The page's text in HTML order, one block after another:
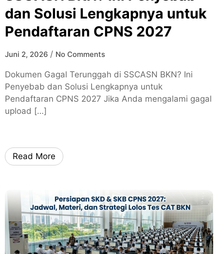
dan Solusi Lengkapnya untuk
Pendaftaran CPNS 2027
Juni 2, 2026 / No Comments
Dokumen Gagal Terunggah di SSCASN BKN? Ini
Penyebab dan Solusi Lengkapnya untuk
Pendaftaran CPNS 2027 Jika Anda mengalami gagal
upload […]
Read More